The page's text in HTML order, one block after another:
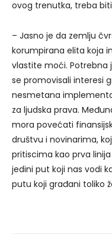
ovog trenutka, treba
– Jasno je da zemlju
korumpirana elita koja
vlastite moći. Potrebna
se promovisali interesi
nesmetana
za ljudska prava.
mora povećati
društvu i novinarima,
pritiscima kao prva
jedini put koji nas vodi
putu koji građani toliko